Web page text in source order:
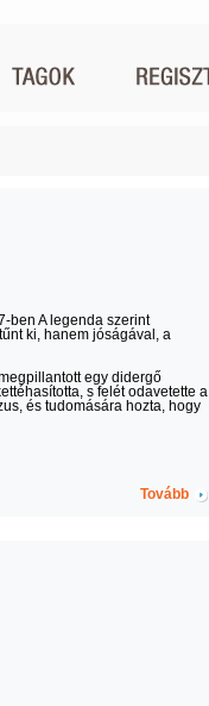
ben A legenda szerint
ki, hanem jóságával, a
egy didergő
s felét odavetette a
és tudomására hozta, hogy
Tovább